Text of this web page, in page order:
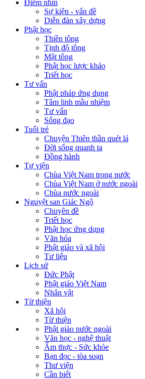
Điểm nhìn
Sự kiện - vấn đề
Diễn đàn xây dựng
Phật học
Thiền tông
Tịnh độ tông
Mật tông
Phật học lược khảo
Triết học
Tư vấn
Phật pháp ứng dụng
Tâm linh mầu nhiệm
Tư vấn
Sống đạo
Tuổi trẻ
Chuyện Thiên thần quét lá
Đời sống quanh ta
Đồng hành
Tự viện
Chùa Việt Nam trong nước
Chùa Việt Nam ở nước ngoài
Chùa nước ngoài
Nguyệt san Giác Ngộ
Chuyên đề
Triết học
Phật học ứng dụng
Văn hóa
Phật giáo và xã hội
Tư liệu
Lịch sử
Đức Phật
Phật giáo Việt Nam
Nhân vật
Từ thiện
Xã hội
Từ thiện
Phật giáo nước ngoài
Văn học - nghệ thuật
Ẩm thực - Sức khỏe
Bạn đọc - tòa soạn
Thư viện
Cần biết